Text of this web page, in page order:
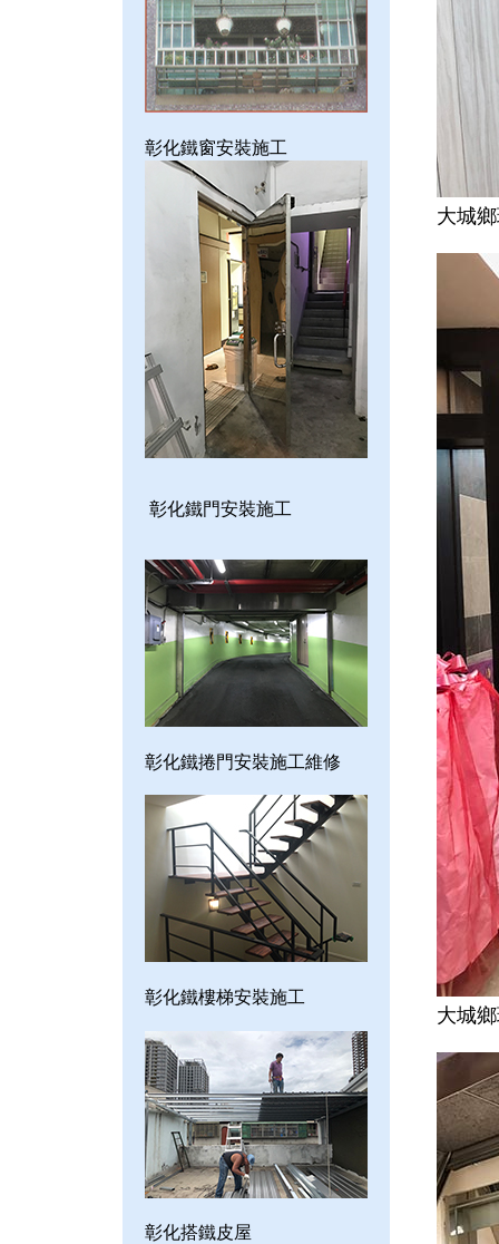
彰化鐵窗安裝施工
彰化鐵門安裝施工
彰化鐵捲門安裝施工維修
彰化鐵樓梯安裝施工
彰化搭鐵皮屋
大城
大城